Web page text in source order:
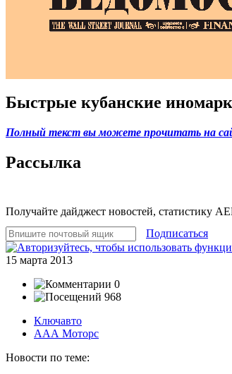
Быстрые кубанские
Полный текст вы можете прочитать на
Рассылка
Получайте дайджест новостей, статистику
Подписаться
15 марта 2013
0
968
Ключавто
ААА Моторс
Новости по теме: